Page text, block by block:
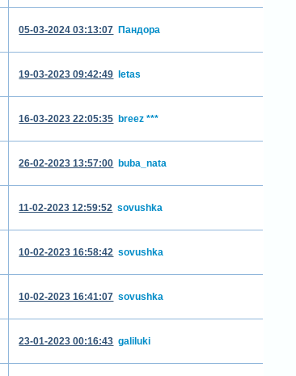
05-03-2024 03:13:07 Пандора
19-03-2023 09:42:49 letas
16-03-2023 22:05:35 breez ***
26-02-2023 13:57:00 buba_nata
11-02-2023 12:59:52 sovushka
10-02-2023 16:58:42 sovushka
10-02-2023 16:41:07 sovushka
23-01-2023 00:16:43 galiluki